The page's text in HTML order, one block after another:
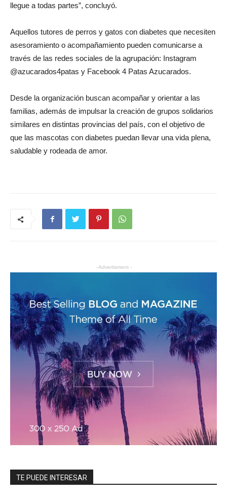
llegue a todas partes”, concluyó.
Aquellos tutores de perros y gatos con diabetes que necesiten
asesoramiento o acompañamiento pueden comunicarse a
través de las redes sociales de la agrupación: Instagram
@azucarados4patas y Facebook 4 Patas Azucarados.
Desde la organización buscan acompañar y orientar a las
familias, además de impulsar la creación de grupos solidarios
similares en distintas provincias del país, con el objetivo de
que las mascotas con diabetes puedan llevar una vida plena,
saludable y rodeada de amor.
- Advertisment -
TE PUEDE INTERESAR